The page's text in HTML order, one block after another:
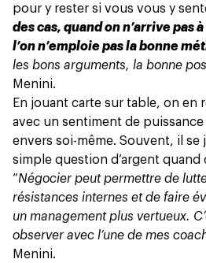
pour y rester si vous vous y
des cas, quand on n’arrive pas
l’on n’emploie pas la bonne
les bons arguments, la bonne
Menini.
En jouant carte sur table, on en
avec un sentiment de
envers soi-même. Souvent, il se
simple question d’argent quand
“Négocier peut permettre de
résistances internes et de faire
un management plus vertueux.
observer avec l’une de mes
Menini.